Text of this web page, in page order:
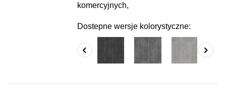
komercyjnych,
Dostepne wersje kolorystyczne: